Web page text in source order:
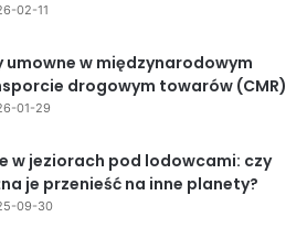
02-11
umowne w międzynarodowym
drogowym towarów (CMR)
01-29
w jeziorach pod lodowcami: czy
je przenieść na inne planety?
09-30